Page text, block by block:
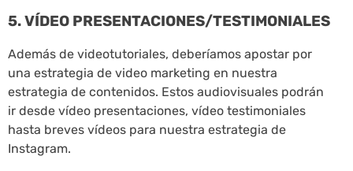
5. VÍDEO PRESENTACIONES/TESTIMONIALES
Además de videotutoriales, deberíamos apostar por
una estrategia de video marketing en nuestra
estrategia de contenidos. Estos audiovisuales podrán
ir desde vídeo presentaciones, vídeo testimoniales
hasta breves vídeos para nuestra estrategia de
Instagram.